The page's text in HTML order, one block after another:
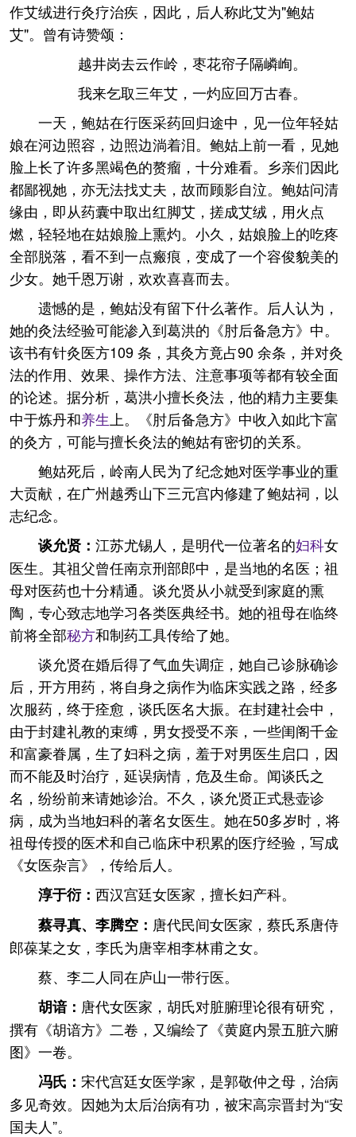
作艾绒进行灸疗治疾，因此，后人称此艾为"鲍姑
艾"。曾有诗赞颂：
越井岗去云作岭，枣花帘子隔嶙峋。
我来乞取三年艾，一灼应回万古春。
一天，鲍姑在行医采药回归途中，见一位年轻姑
娘在河边照容，边照边淌着泪。鲍姑上前一看，见她
脸上长了许多黑竭色的赘瘤，十分难看。乡亲们因此
都鄙视她，亦无法找丈夫，故而顾影自泣。鲍姑问清
缘由，即从药囊中取出红脚艾，搓成艾绒，用火点
燃，轻轻地在姑娘脸上熏灼。小久，姑娘脸上的吃疼
全部脱落，看不到一点瘢痕，变成了一个容俊貌美的
少女。她千恩万谢，欢欢喜喜而去。
遗憾的是，鲍姑没有留下什么著作。后人认为，
她的灸法经验可能渗入到葛洪的《肘后备急方》中。
该书有针灸医方109 条，其灸方竟占90 余条，并对灸
法的作用、效果、操作方法、注意事项等都有较全面
的论述。据分析，葛洪小擅长灸法，他的精力主要集
中于炼丹和养生 上。《肘后备急方》中收入如此卞富
的灸方，可能与擅长灸法的鲍姑有密切的关系。
鲍姑死后，岭南人民为了纪念她对医学事业的重
大贡献，在广州越秀山下三元宫内修建了鲍姑祠，以
志纪念。
谈允贤： 江苏尤锡人，是明代一位著名的妇科女
医生。其祖父曾任南京刑部郎中，是当地的名医；祖
母对医药也十分精通。谈允贤从小就受到家庭的熏
陶，专心致志地学习各类医典经书。她的祖母在临终
前将全部秘方和制药工具传给了她。
谈允贤在婚后得了气血失调症，她自己诊脉确诊
后，开方用药，将自身之病作为临床实践之路，经多
次服药，终于痊愈，谈氏医名大振。在封建社会中，
由于封建礼教的束缚，男女授受不亲，一些闺阁千金
和富豪眷属，生了妇科之病，羞于对男医生启口，因
而不能及时治疗，延误病情，危及生命。闻谈氏之
名，纷纷前来请她诊治。不久，谈允贤正式悬壶诊
病，成为当地妇科的著名女医生。她在50多岁时，将
祖母传授的医术和自己临床中积累的医疗经验，写成
《女医杂言》，传给后人。
淳于衍： 西汉宫廷女医家，擅长妇产科。
蔡寻真、李腾空： 唐代民间女医家，蔡氏系唐侍
郎葆某之女，李氏为唐宰相李林甫之女。
蔡、李二人同在庐山一带行医。
胡谙： 唐代女医家，胡氏对脏腑理论很有研究，
撰有《胡谙方》二卷，又编绘了《黄庭内景五脏六腑
图》一卷。
冯氏： 宋代宫廷女医学家，是郭敬仲之母，治病
多见奇效。因她为太后治病有功，被宋高宗晋封为“安
国夫人”。